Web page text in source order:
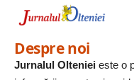
Despre noi
Jurnalul Olteniei este o